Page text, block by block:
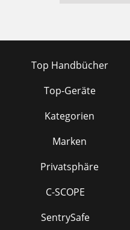
Top Handbücher
Top-Geräte
Kategorien
Marken
Privatsphäre
C-SCOPE
SentrySafe